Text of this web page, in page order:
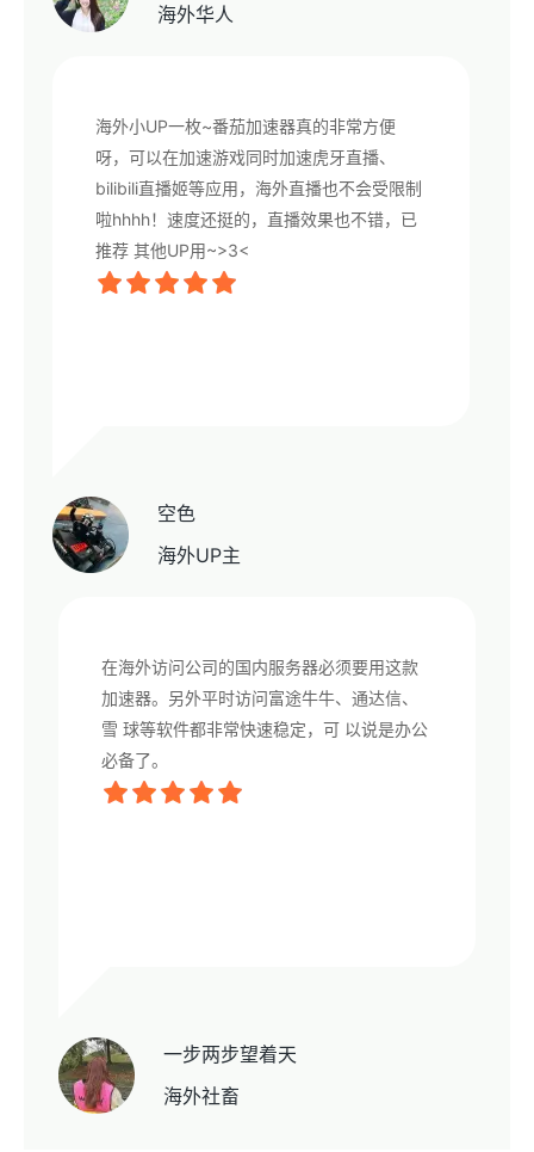
海外华人
海外小UP一枚~番茄加速器真的非常方便
呀，可以在加速游戏同时加速虎牙直播、
bilibili直播姬等应用，海外直播也不会受限制
啦hhhh！速度还挺的，直播效果也不错，已
推荐 其他UP用~>3<
空色
海外UP主
在海外访问公司的国内服务器必须要用这款
加速器。另外平时访问富途牛牛、通达信、
雪 球等软件都非常快速稳定，可 以说是办公
必备了。
一步两步望着天
海外社畜